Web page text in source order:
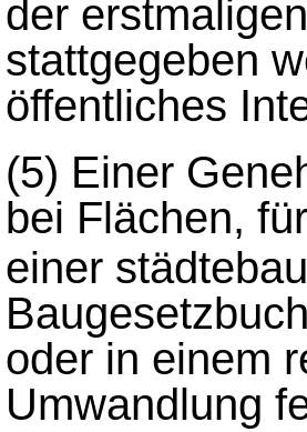
der
stattgegeben
öffentliches
(5) Einer
bei Flächen,
einer
oder in einem
Umwandlung